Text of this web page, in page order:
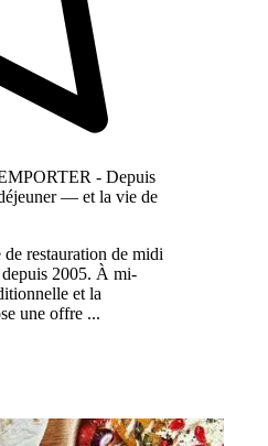
- Depuis
— et la vie de
restauration de midi
depuis 2005. À mi-
et la
une offre ...